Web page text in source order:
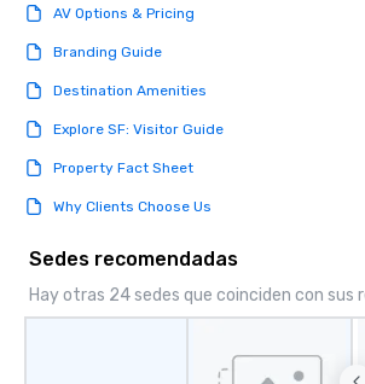
AV Options & Pricing
Branding Guide
Destination Amenities
Explore SF: Visitor Guide
Property Fact Sheet
Why Clients Choose Us
Sedes recomendadas
Hay otras 24 sedes que coinciden con sus